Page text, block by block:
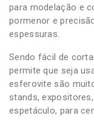
para modelação e
pormenor e
espessuras.
Sendo fácil de
permite que seja
esferovite são
stands,
espetáculo, para